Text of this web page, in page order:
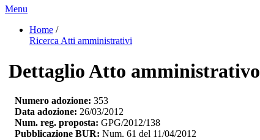
Menu
Home /
Ricerca Atti amministrativi
Dettaglio Atto amministrativo
Numero adozione: 353
Data adozione: 26/03/2012
Num. reg. proposta: GPG/2012/138
Pubblicazione BUR: Num. 61 del 11/04/2012